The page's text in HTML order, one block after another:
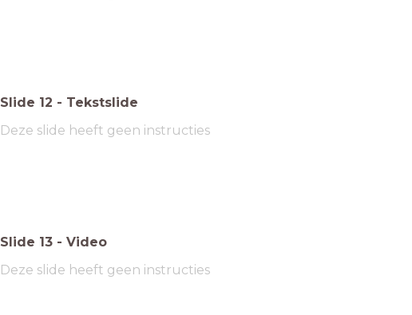
Slide 12 - Tekstslide
Deze slide heeft geen instructies
Slide 13 - Video
Deze slide heeft geen instructies